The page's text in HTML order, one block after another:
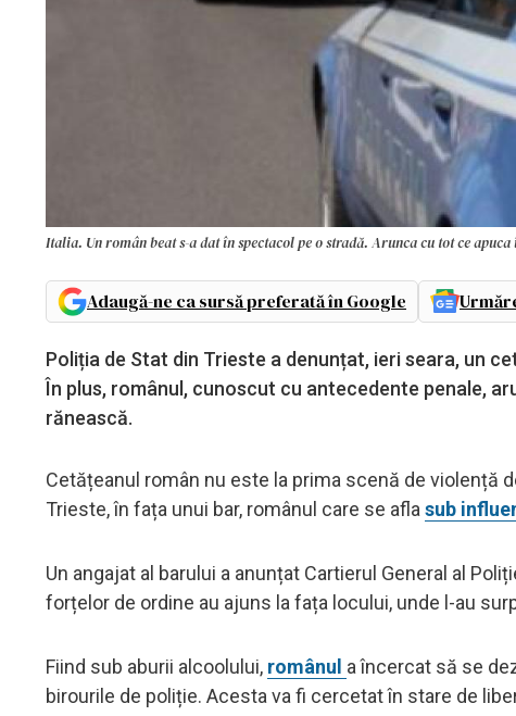
Italia. Un român beat s-a dat în spectacol pe o stradă. Arunca cu tot ce
Adaugă-ne ca sursă preferată în Google
Poliția de Stat din Trieste a denunțat, ieri seara, un
În plus, românul, cunoscut cu antecedente penale,
rănească.
Cetățeanul român nu este la prima scenă de violență
Trieste, în fața unui bar, românul care se afla sub
Un angajat al barului a anunțat Cartierul General al
forțelor de ordine au ajuns la fața locului, unde l-au
Fiind sub aburii alcoolului, românul a încercat să se
birourile de poliție. Acesta va fi cercetat în stare de